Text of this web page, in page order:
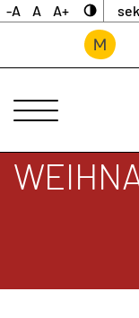
-A A A+
SCHULE
INTERNAT